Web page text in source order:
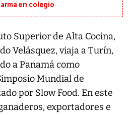
en colegio
Superior de Alta Cocina,
Velásquez, viaja a Turín,
a Panamá como
Mundial de
por Slow Food. En este
exportadores e